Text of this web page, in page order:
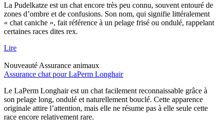
La Pudelkatze est un chat encore très peu connu, souvent entouré de
zones d’ombre et de confusions. Son nom, qui signifie littéralement
« chat caniche », fait référence à un pelage frisé ou ondulé, rappelant
certaines races dites rex.
Lire
Nouveauté Assurance animaux
Assurance chat pour LaPerm Longhair
Le LaPerm Longhair est un chat facilement reconnaissable grâce à
son pelage long, ondulé et naturellement bouclé. Cette apparence
originale attire l’attention, mais elle ne résume pas à elle seule cette
race encore relativement rare.